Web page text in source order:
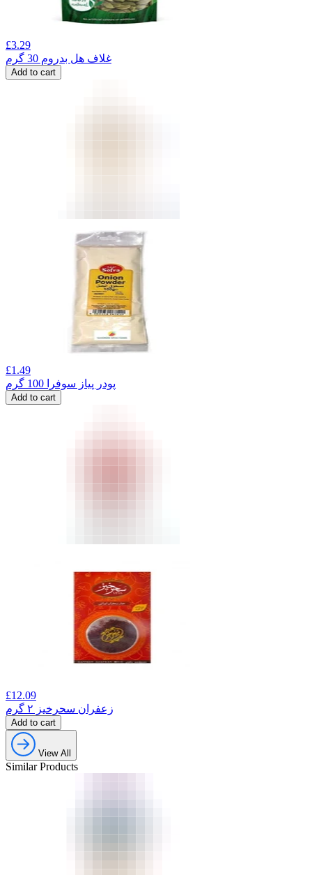
£3.29
غلاف هل بدروم 30 گرم
Add to cart
£1.49
پودر پیاز سوفرا 100 گرم
Add to cart
£12.09
زعفران سحرخیز ۲ گرم
Add to cart
View All
Similar Products